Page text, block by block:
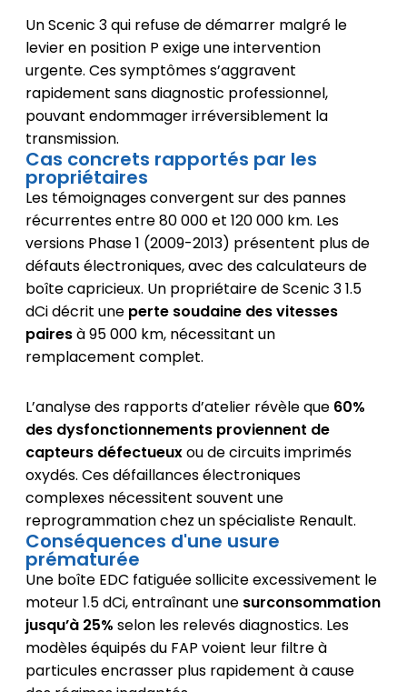
Un Scenic 3 qui refuse de démarrer malgré le
levier en position P exige une intervention
urgente. Ces symptômes s’aggravent
rapidement sans diagnostic professionnel,
pouvant endommager irréversiblement la
transmission.
Cas concrets rapportés par les
propriétaires
Les témoignages convergent sur des pannes
récurrentes entre 80 000 et 120 000 km. Les
versions Phase 1 (2009-2013) présentent plus de
défauts électroniques, avec des calculateurs de
boîte capricieux. Un propriétaire de Scenic 3 1.5
dCi décrit une perte soudaine des vitesses
pairesà 95 000 km, nécessitant un
remplacement complet.
L’analyse des rapports d’atelier révèle que 60%
des dysfonctionnements proviennent de
capteurs défectueuxou de circuits imprimés
oxydés. Ces défaillances électroniques
complexes nécessitent souvent une
reprogrammation chez un spécialiste Renault.
Conséquences d'une usure
prématurée
Une boîte EDC fatiguée sollicite excessivement le
moteur 1.5 dCi, entraînant une surconsommation
jusqu’à 25% selon les relevés diagnostics. Les
modèles équipés du FAP voient leur filtre à
particules encrasser plus rapidement à cause